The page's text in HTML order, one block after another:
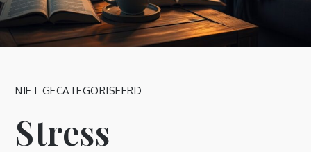
NIET GECATEGORISEERD
Stress